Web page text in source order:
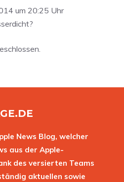
um 20:25 Uhr
News Blog, welcher
aus der Apple-
des versierten Teams
aktuellen sowie